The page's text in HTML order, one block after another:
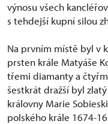
výnosu všech
s tehdejší kupní silou
Na prvním místě byl v
prsten krále Matyáše
třemi diamanty a
šestkrát dražší byl
královny Marie
polského krále 1674-